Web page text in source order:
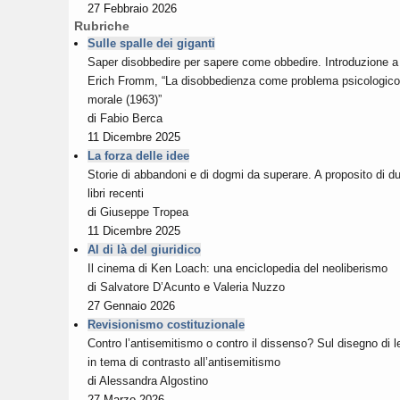
27 Febbraio 2026
Rubriche
Sulle spalle dei giganti
Saper disobbedire per sapere come obbedire. Introduzione a
Erich Fromm, “La disobbedienza come problema
morale (1963)”
di Fabio Berca
11 Dicembre 2025
La forza delle idee
Storie di abbandoni e di dogmi da superare. A proposito di
libri recenti
di Giuseppe Tropea
11 Dicembre 2025
Al di là del giuridico
Il cinema di Ken Loach: una enciclopedia del neoliberismo
di Salvatore D’Acunto e Valeria Nuzzo
27 Gennaio 2026
Revisionismo costituzionale
Contro l’antisemitismo o contro il dissenso? Sul disegno di
in tema di contrasto all’antisemitismo
di Alessandra Algostino